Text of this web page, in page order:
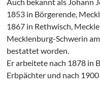
1853 in Börgerende,
1867 in Rethwisch,
Mecklenburg-Schwerin
bestattet worden.
Er arbeitete nach 1878 in
Erbpächter und nach